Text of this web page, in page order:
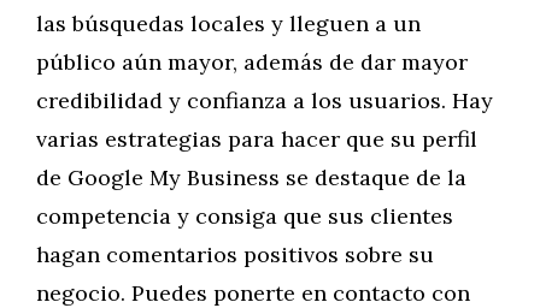
las búsquedas locales y lleguen a un
público aún mayor, además de dar mayor
credibilidad y confianza a los usuarios. Hay
varias estrategias para hacer que su perfil
de Google My Business se destaque de la
competencia y consiga que sus clientes
hagan comentarios positivos sobre su
negocio. Puedes ponerte en contacto con